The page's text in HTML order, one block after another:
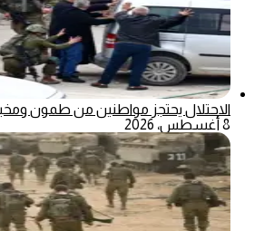
الاحتلال يحتجز مواطنين من طمون
8 أغسطس، 2026